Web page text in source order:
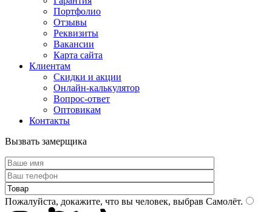
Портфолио
Отзывы
Реквизиты
Вакансии
Карта сайта
Клиентам
Скидки и акции
Онлайн-калькулятор
Вопрос-ответ
Оптовикам
Контакты
Вызвать замерщика
Пожалуйста, докажите, что вы человек, выбрав Самолёт.